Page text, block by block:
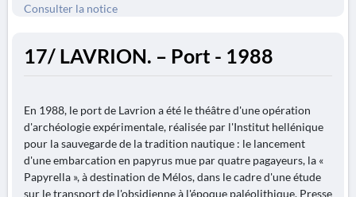
Consulter la notice
17/ LAVRION. – Port - 1988
En 1988, le port de Lavrion a été le théâtre d'une opération
d'archéologie expérimentale, réalisée par l'Institut hellénique
pour la sauvegarde de la tradition nautique : le lancement
d'une embarcation en papyrus mue par quatre pagayeurs, la «
Papyrella », à destination de Mélos, dans le cadre d'une étude
sur le transport de l'obsidienne à l'époque paléolithique. Presse